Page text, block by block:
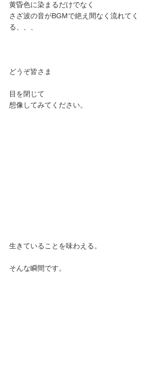
黄昏色に染まるだけでなく
さざ波の音がBGMで絶え間なく流れてく
る、、、
どうぞ皆さま
目を閉じて
想像してみてください。
生きていることを味わえる。
そんな瞬間です。